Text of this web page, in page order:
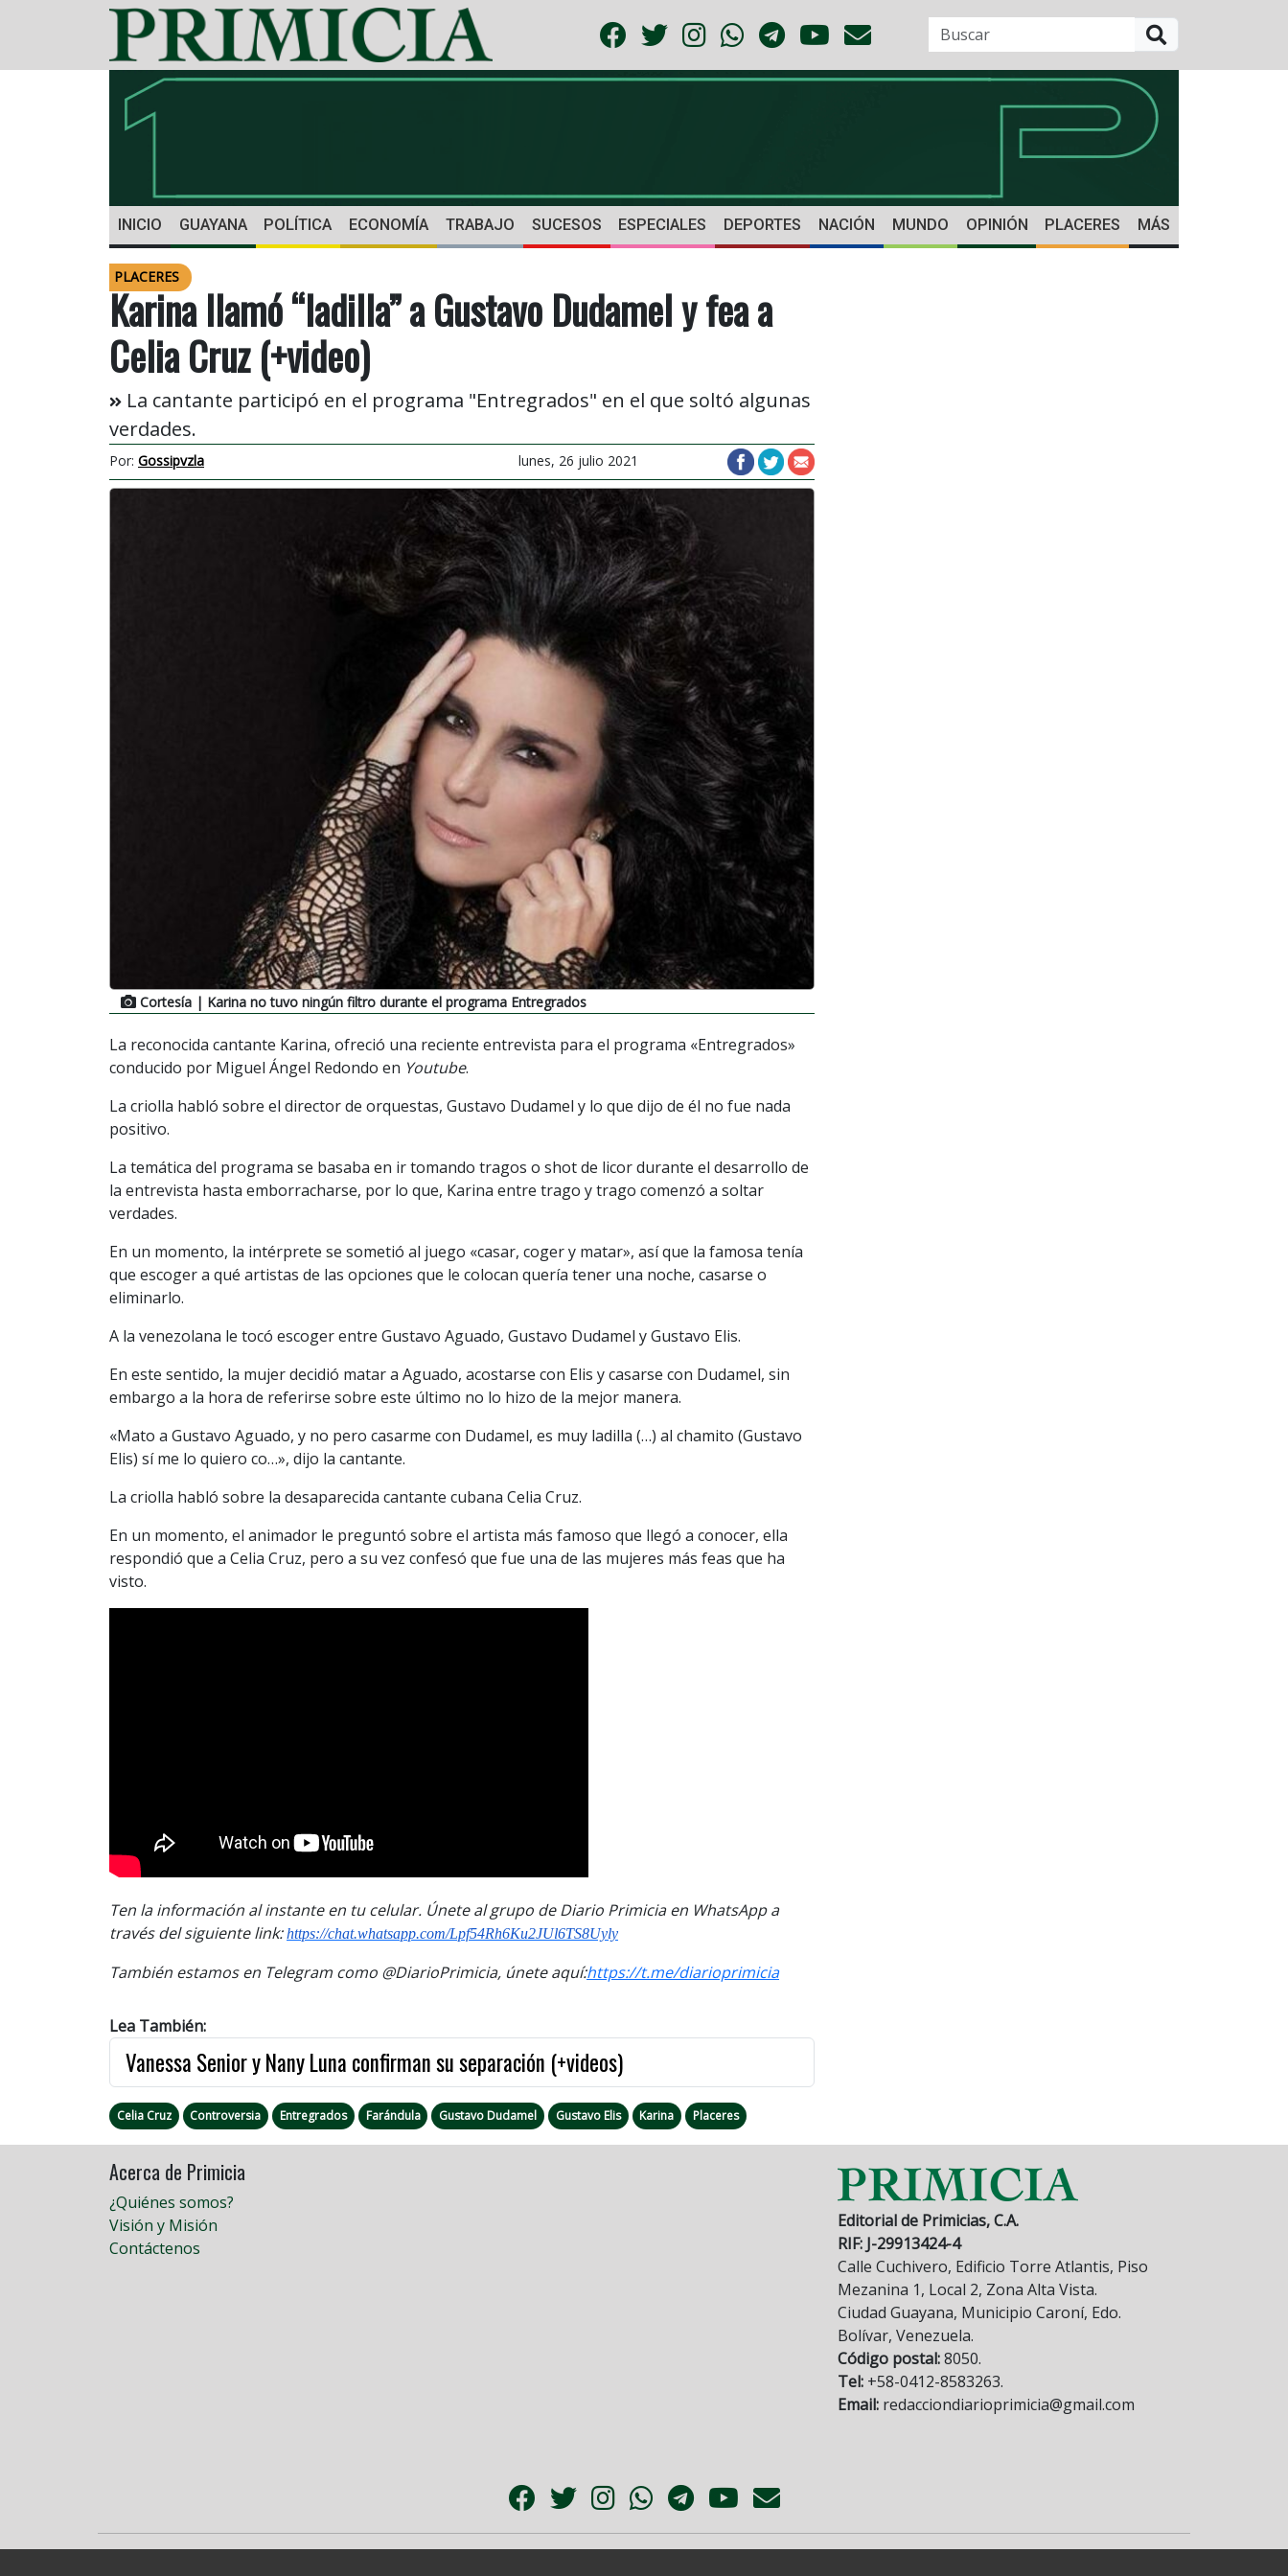
INICIO GUAYANA POLÍTICA ECONOMÍA TRABAJO SUCESOS ESPECIALES DEPORTES NACIÓN MUNDO OPINIÓN PLACERES MÁS
PLACERES
Karina llamó “ladilla” a Gustavo Dudamel y fea a
Celia Cruz (+video)
La cantante participó en el programa "Entregrados" en el que soltó algunas
verdades.
Por: Gossipvzla lunes, 26 julio 2021
Cortesía | Karina no tuvo ningún filtro durante el programa Entregrados
La reconocida cantante Karina, ofreció una reciente entrevista para el programa «Entregrados»
conducido por Miguel Ángel Redondo en Youtube.
La criolla habló sobre el director de orquestas, Gustavo Dudamel y lo que dijo de él no fue nada
positivo.
La temática del programa se basaba en ir tomando tragos o shot de licor durante el desarrollo de
la entrevista hasta emborracharse, por lo que, Karina entre trago y trago comenzó a soltar
verdades.
En un momento, la intérprete se sometió al juego «casar, coger y matar», así que la famosa tenía
que escoger a qué artistas de las opciones que le colocan quería tener una noche, casarse o
eliminarlo.
A la venezolana le tocó escoger entre Gustavo Aguado, Gustavo Dudamel y Gustavo Elis.
En este sentido, la mujer decidió matar a Aguado, acostarse con Elis y casarse con Dudamel, sin
embargo a la hora de referirse sobre este último no lo hizo de la mejor manera.
«Mato a Gustavo Aguado, y no pero casarme con Dudamel, es muy ladilla (…) al chamito (Gustavo
Elis) sí me lo quiero co…», dijo la cantante.
La criolla habló sobre la desaparecida cantante cubana Celia Cruz.
En un momento, el animador le preguntó sobre el artista más famoso que llegó a conocer, ella
respondió que a Celia Cruz, pero a su vez confesó que fue una de las mujeres más feas que ha
visto.
Ten la información al instante en tu celular. Únete al grupo de Diario Primicia en WhatsApp a
través del siguiente link:https://chat.whatsapp.com/Lpf54Rh6Ku2JUl6TS8Uyly
También estamos en Telegram como @DiarioPrimicia, únete aquí:https://t.me/diarioprimicia
Lea También:
Vanessa Senior y Nany Luna confirman su separación (+videos)
Celia Cruz Controversia Entregrados Farándula Gustavo Dudamel Gustavo Elis Karina Placeres
Acerca de Primicia
¿Quiénes somos?
Visión y Misión
Contáctenos
Editorial de Primicias, C.A.
RIF: J-29913424-4
Calle Cuchivero, Edificio Torre Atlantis, Piso
Mezanina 1, Local 2, Zona Alta Vista.
Ciudad Guayana, Municipio Caroní, Edo.
Bolívar, Venezuela.
Código postal:8050.
Tel: +58-0412-8583263.
Email: redacciondiarioprimicia@gmail.com